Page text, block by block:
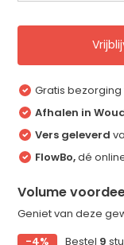
Gratis
Afhalen in
Vers geleverd
FlowBo,dé
Volume
Geniet van deze
-4%
Bestel 9